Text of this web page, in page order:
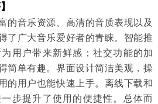
的音乐资源、高清的音质表现以及
了广大音乐爱好者的青睐。智能推
用户带来新鲜感；社交功能的加
简单有趣。界面设计简洁美观，操
的用户也能快速上手。离线下载和
步提升了使用的便捷性。总体而